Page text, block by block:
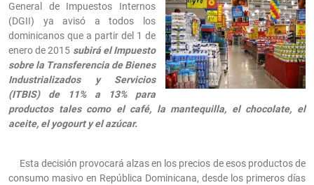
General de Impuestos Internos
(DGII) ya avisó a todos los
dominicanos que a partir del 1 de
enero de 2015 subirá el Impuesto
sobre la Transferencia de Bienes
Industrializados y Servicios
(ITBIS) de 11% a 13% para
productos tales como el café, la mantequilla, el chocolate, el
aceite, el yogourt y el azúcar.
Esta decisión provocará alzas en los precios de esos productos de
consumo masivo en República Dominicana, desde los primeros días